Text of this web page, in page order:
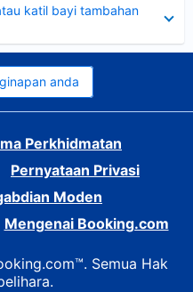
katil bayi tambahan
anda
Perkhidmatan
Pernyataan Privasi
Moden
Mengenai Booking.com
Semua Hak